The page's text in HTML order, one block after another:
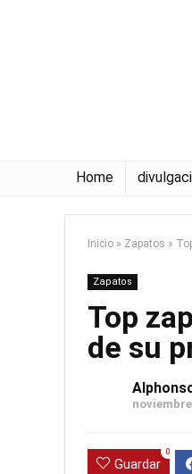
Home
Inicio » Zapatos »
Zapatos
Top
de su
noviembre
Guardar
0